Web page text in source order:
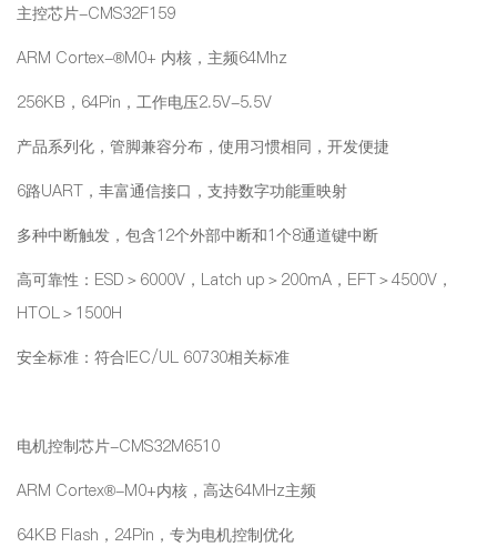
主控芯片-CMS32F159
ARM Cortex-®M0+ 内核，主频64Mhz
256KB，64Pin，工作电压2.5V-5.5V
产品系列化，管脚兼容分布，使用习惯相同，开发便捷
6路UART，丰富通信接口，支持数字功能重映射
多种中断触发，包含12个外部中断和1个8通道键中断
高可靠性：ESD＞6000V，Latch up＞200mA，EFT＞4500V，
HTOL＞1500H
安全标准：符合IEC/UL 60730相关标准
电机控制芯片-CMS32M6510
ARM Cortex®-M0+内核，高达64MHz主频
64KB Flash，24Pin，专为电机控制优化